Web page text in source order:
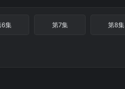
6集 第7集 第8集